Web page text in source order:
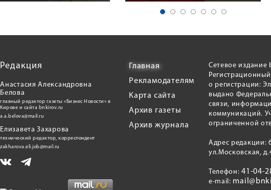
Редакция
Анастасия Александровна
Белова
главный редактор газеты «Бизнес Новости» в
Кирове и сайта bnkirov.ru
a.a.belova@mail.ru
Елизавета Захарова
технический редактор, корреспондент
zakharova.eli.job@mail.ru
Главная
Рекламодателям
Карта сайта
Архив газеты
Архив журнала
Сетевое издание
о регистрации:
выдано
связи,
коммуникаций.
ограниченной
Адрес редакции:
ул.Московская,
Телефон:41-04-
e-mail: